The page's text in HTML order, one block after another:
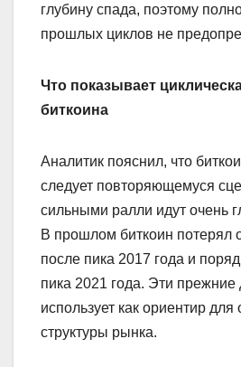
глубину спада, поэтому
прошлых циклов не
Что показывает
биткоина
Аналитик пояснил, что
следует повторяющемуся
сильными ралли идут очень
В прошлом биткоин потерял
после пика 2017 года и
пика 2021 года. Эти
использует как ориентир для
структуры рынка.